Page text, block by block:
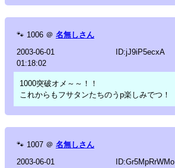
🐾 1006 ＠ 名無しさん
2003-06-01
01:18:02
ID:jJ9iP5ecxA
1000突破オメ～～！！
これからもフサタンたちのうp楽しみでつ！
🐾 1007 ＠ 名無しさん
2003-06-01
ID:Gr5MpRrWMo